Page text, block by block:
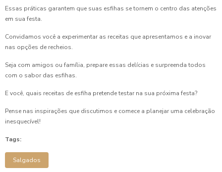
Coxinhas para Festa: Receitas Irresistíveis que Vão
Encantar Seus Convidados
Delícias de Esfiha para Festa Infantil que Encantam as
Crianças
Delícias de Salgado Assado para Festa Infantil
Deliciosa Empada de Frango Caseira
Deliciosa Empadinha de Frango
Deliciosa Esfiha de Carne: Receita Prática
Essas práticas garantem que suas esfihas se tornem o centro das atenções
em sua festa.
Convidamos você a experimentar as receitas que apresentamos e a inovar
nas opções de recheios.
Seja com amigos ou família, prepare essas delícias e surpreenda todos
com o sabor das esfihas.
E você, quais receitas de esfiha pretende testar na sua próxima festa?
Pense nas inspirações que discutimos e comece a planejar uma celebração
inesquecível!
Tags:
Salgados